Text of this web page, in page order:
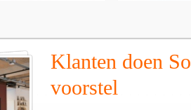
Klanten doen
voorstel